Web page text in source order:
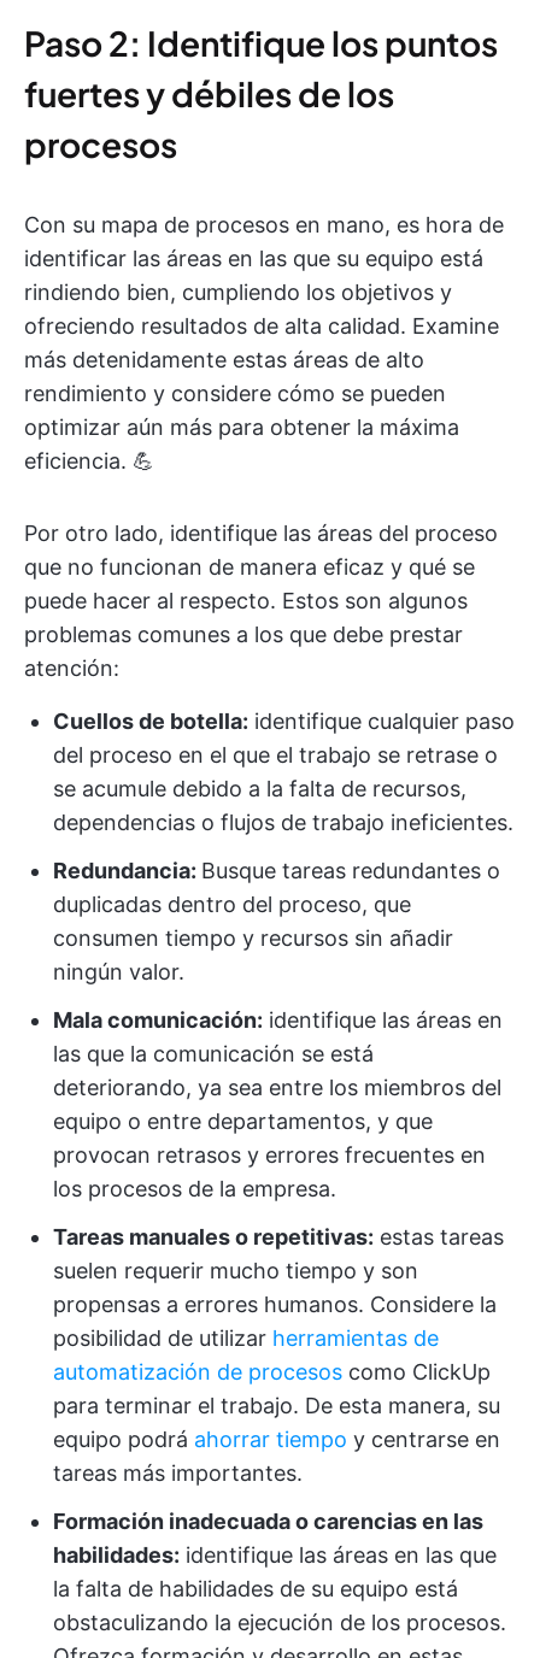
Paso 2: Identifique los puntos
fuertes y débiles de los
procesos
Con su mapa de procesos en mano, es hora de
identificar las áreas en las que su equipo está
rindiendo bien, cumpliendo los objetivos y
ofreciendo resultados de alta calidad. Examine
más detenidamente estas áreas de alto
rendimiento y considere cómo se pueden
optimizar aún más para obtener la máxima
eficiencia. 💪
Por otro lado, identifique las áreas del proceso
que no funcionan de manera eficaz y qué se
puede hacer al respecto. Estos son algunos
problemas comunes a los que debe prestar
atención:
Cuellos de botella: identifique cualquier paso
del proceso en el que el trabajo se retrase o
se acumule debido a la falta de recursos,
dependencias o flujos de trabajo ineficientes.
Redundancia: Busque tareas redundantes o
duplicadas dentro del proceso, que
consumen tiempo y recursos sin añadir
ningún valor.
Mala comunicación: identifique las áreas en
las que la comunicación se está
deteriorando, ya sea entre los miembros del
equipo o entre departamentos, y que
provocan retrasos y errores frecuentes en
los procesos de la empresa.
Tareas manuales o repetitivas: estas tareas
suelen requerir mucho tiempo y son
propensas a errores humanos. Considere la
posibilidad de utilizar herramientas de
automatización de procesos como ClickUp
para terminar el trabajo. De esta manera, su
equipo podrá ahorrar tiempo y centrarse en
tareas más importantes.
Formación inadecuada o carencias en las
habilidades: identifique las áreas en las que
la falta de habilidades de su equipo está
obstaculizando la ejecución de los procesos.